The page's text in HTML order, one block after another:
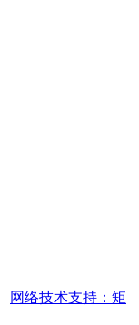
网络技术支持：矩